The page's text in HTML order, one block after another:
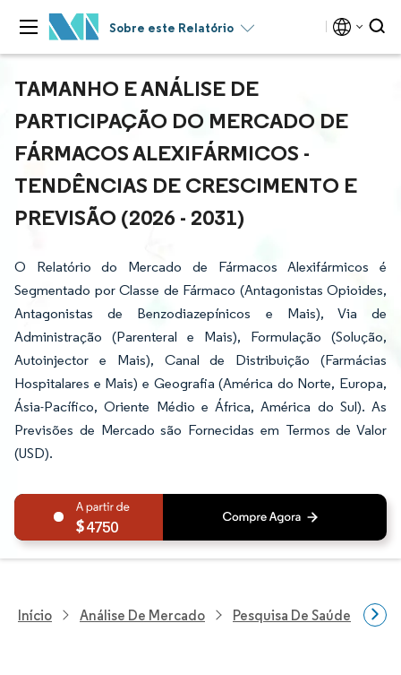
Sobre este Relatório
TAMANHO E ANÁLISE DE
PARTICIPAÇÃO DO MERCADO DE
FÁRMACOS ALEXIFÁRMICOS -
TENDÊNCIAS DE CRESCIMENTO E
PREVISÃO (2026 - 2031)
O Relatório do Mercado de Fármacos Alexifármicos é
Segmentado por Classe de Fármaco (Antagonistas Opioides,
Antagonistas de Benzodiazepínicos e Mais), Via de
Administração (Parenteral e Mais), Formulação (Solução,
Autoinjector e Mais), Canal de Distribuição (Farmácias
Hospitalares e Mais) e Geografia (América do Norte, Europa,
Ásia-Pacífico, Oriente Médio e África, América do Sul). As
Previsões de Mercado são Fornecidas em Termos de Valor
(USD).
4750
Início Análise De Mercado Pesquisa De Saúde